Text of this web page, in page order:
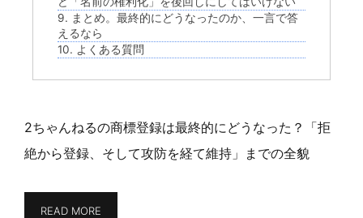
9. まとめ。最終的にどうなったのか、一言で答
えるなら
10. よくある質問
2ちゃんねるの商標登録は最終的にどうなった？「拒
絶から登録、そして攻防を経て維持」までの全貌
READ MORE